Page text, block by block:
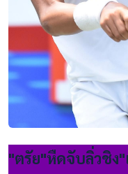
"ตรัย"หืดจับลิ่วชิง